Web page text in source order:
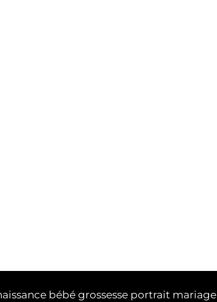
bébé grossesse portrait mariage